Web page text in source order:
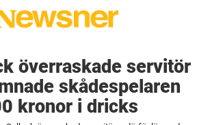
överraskade servitör
skådespelaren
kronor i dricks